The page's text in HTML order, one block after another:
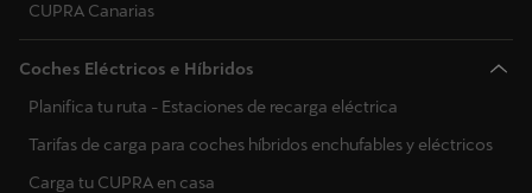
CUPRA Canarias
Coches Eléctricos e Híbridos
Planifica tu ruta - Estaciones de recarga eléctrica
Tarifas de carga para coches híbridos enchufables y eléctricos
Carga tu CUPRA en casa